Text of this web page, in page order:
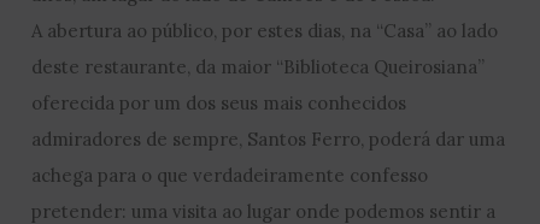
A abertura ao público, por estes dias, na “Casa” ao lado
deste restaurante, da maior “Biblioteca Queirosiana”
oferecida por um dos seus mais conhecidos
admiradores de sempre, Santos Ferro, poderá dar uma
achega para o que verdadeiramente confesso
pretender: uma visita ao lugar onde podemos sentir a